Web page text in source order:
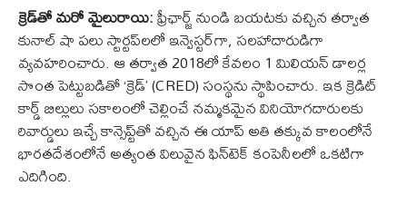
క్రెడ్‌తో మరో మైలురాయి:ఫ్రీఛార్జ్ నుండి బయటకు వచ్చిన తర్వాత
కునాల్ షా పలు స్టార్టప్‌లలో ఇన్వెస్టర్‌గా, సలహాదారుడిగా
వ్యవహరించారు. ఆ తర్వాత 2018లో కేవలం 1 మిలియన్ డాలర్ల
సొంత పెట్టుబడితో ‘క్రెడ్’ (CRED) సంస్థను స్థాపించారు. ఇక క్రెడిట్
కార్డ్ బిల్లులు సకాలంలో చెల్లించే నమ్మకమైన వినియోగదారులకు
రివార్డులు ఇచ్చే కాన్సెప్ట్‌తో వచ్చిన ఈ యాప్ అతి తక్కువ కాలంలోనే
భారతదేశంలోనే అత్యంత విలువైన ఫిన్‌టెక్ కంపెనీలలో ఒకటిగా
ఎదిగింది.